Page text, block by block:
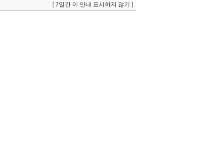
[ 7일간 이 안내 표시하지 않기 ]